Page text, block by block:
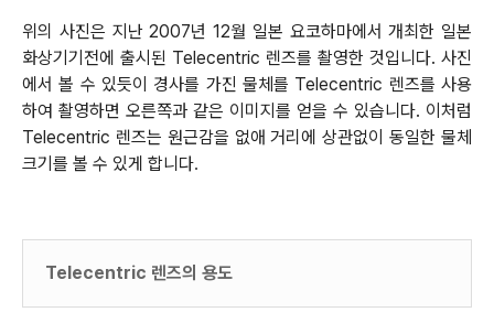
위의 사진은 지난 2007년 12월 일본 요코하마에서 개최한 일본
화상기기전에 출시된 Telecentric 렌즈를 촬영한 것입니다. 사진
에서 볼 수 있듯이 경사를 가진 물체를 Telecentric 렌즈를 사용
하여 촬영하면 오른쪽과 같은 이미지를 얻을 수 있습니다. 이처럼
Telecentric 렌즈는 원근감을 없애 거리에 상관없이 동일한 물체
크기를 볼 수 있게 합니다.
Telecentric 렌즈의 용도